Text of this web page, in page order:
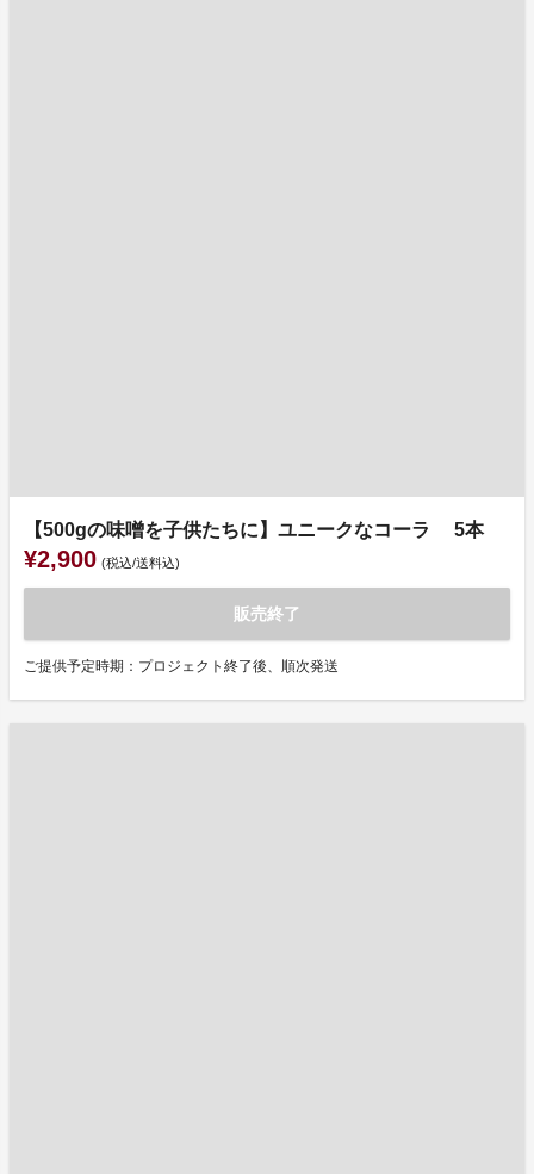
【500gの味噌を子供たちに】ユニークなコーラ 5本
¥2,900 (税込/送料込)
販売終了
ご提供予定時期：プロジェクト終了後、順次発送